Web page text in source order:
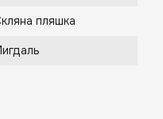
пляшка